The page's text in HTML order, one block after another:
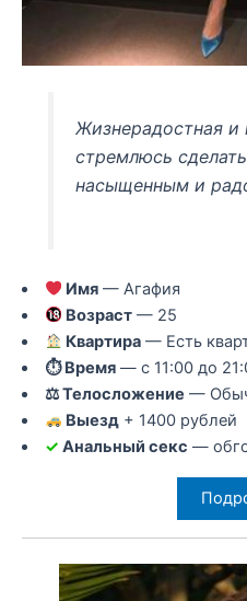
Жизнерадостная и
стремлюсь
насыщенным и
Имя — Агафия
Возраст — 25
Квартира — Есть
⏱ Время— с 11:00 до
⚖ Телосложение —
Выезд + 1400 рублей
✓ Анальный секс —